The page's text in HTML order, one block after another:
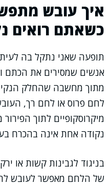
איך עובש
כשאתם רואים
תופעה שאני נתקל בה
אנשים שמסירים את הכתם
מתוך מחשבה שהחלק הנקי
לחם פרוס או לחם רך,
מיקרוסקופיים לתוך
נקודה אחת אינה בהכרח
בניגוד לגבינות קשות או
של הלחם מאפשר לעובש